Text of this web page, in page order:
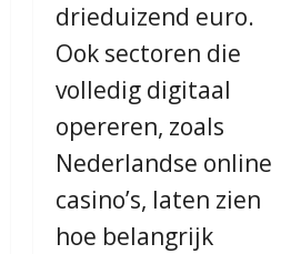
drieduizend euro.
Ook sectoren die
volledig digitaal
opereren, zoals
Nederlandse online
casino’s, laten zien
hoe belangrijk